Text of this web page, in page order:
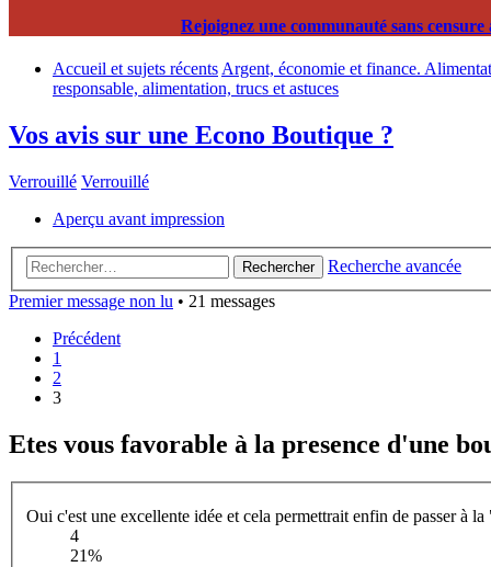
Rejoignez une communauté sans
Accueil et sujets récentsArgent, économie et finance.
responsable, alimentation, trucs et astuces
Vos avis sur une Econo Boutique ?
Verrouillé Verrouillé
Aperçu avant impression
Rechercher
Recherche avancée
Premier message non lu • 21 messages
Précédent
1
2
3
Etes vous favorable à la presence d'une
Oui c'est une excellente idée et cela permettrait enfin de passer à
4
21%